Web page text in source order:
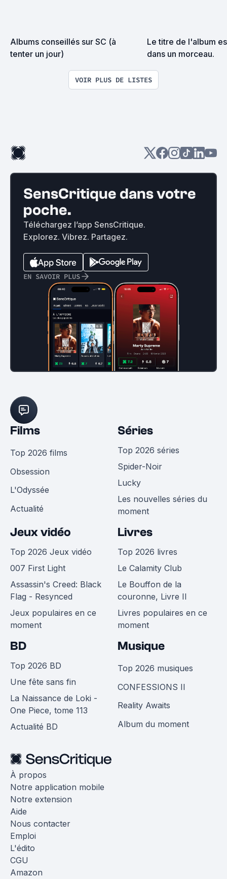
Albums conseillés sur SC (à
tenter un jour)
Le titre de l'album
dans un morceau.
VOIR PLUS DE LISTES
SensCritique dans votre
poche.
Téléchargez l’app SensCritique.
Explorez. Vibrez. Partagez.
EN SAVOIR PLUS
Films
Top 2026 films
Obsession
L'Odyssée
Actualité
Séries
Top 2026 séries
Spider-Noir
Lucky
Les nouvelles séries du
moment
Jeux vidéo
Top 2026 Jeux vidéo
007 First Light
Assassin's Creed: Black
Flag - Resynced
Jeux populaires en ce
moment
Livres
Top 2026 livres
Le Calamity Club
Le Bouffon de la
couronne, Livre II
Livres populaires en ce
moment
BD
Top 2026 BD
Une fête sans fin
La Naissance de Loki -
One Piece, tome 113
Actualité BD
Musique
Top 2026 musiques
CONFESSIONS II
Reality Awaits
Album du moment
À propos
Notre application mobile
Notre extension
Aide
Nous contacter
Emploi
L'édito
CGU
Amazon